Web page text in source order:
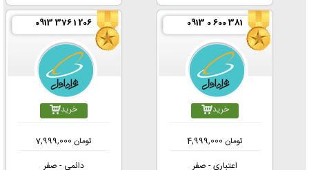
0913 0 600 381
خرید
4,999,000 تومان
اعتباری - صفر
0913 376 1 206
خرید
7,999,000 تومان
دائمی - صفر